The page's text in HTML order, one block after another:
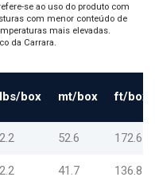
se ao uso do produto com
com menor conteúdo de
mais elevadas.
da Carrara.
lbs/box mt/box ft/box
2.2 52.6 172.6
2.2 41.7 136.8